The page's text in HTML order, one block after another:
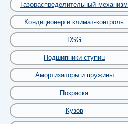
Газораспределительный механизм
Кондиционер и климат-контроль
DSG
Подшипники ступиц
Амортизаторы и пружины
Покраска
Кузов